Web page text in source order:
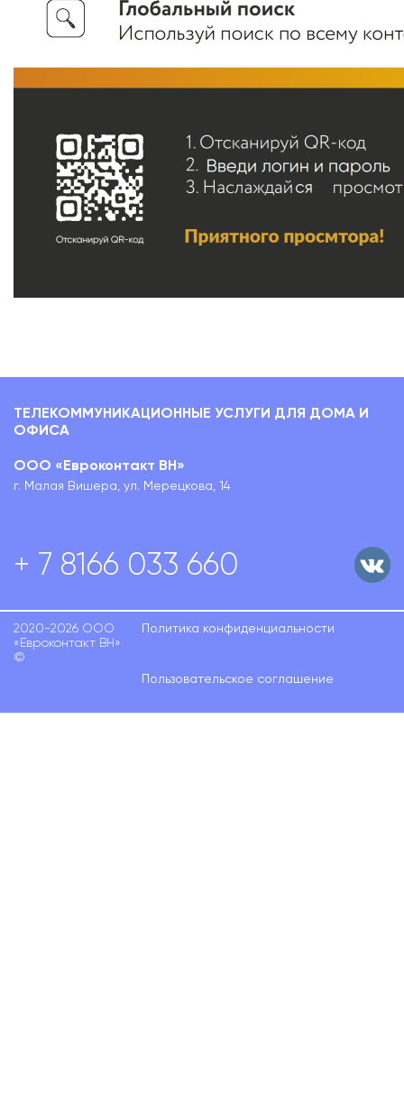
ТЕЛЕКОММУНИКАЦИОННЫЕ УСЛУГИ ДЛЯ ДОМА И
ОФИСА
ООО «Евроконтакт ВН»
г. Малая Вишера, ул. Мерецкова, 14
+ 7 8166 033 660
2020-2026 ООО
«Евроконтакт ВН»
©
Политика конфиденциальности
Пользовательское соглашение